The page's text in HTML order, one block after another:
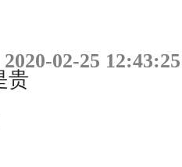
2020-02-25 12:43:25
贵